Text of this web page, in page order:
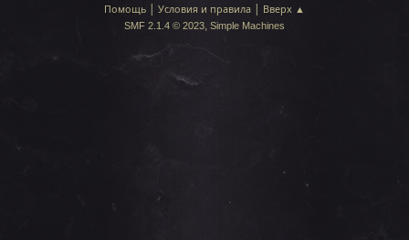
Помощь | Условия и правила | Вверх ▲
SMF 2.1.4 © 2023, Simple Machines